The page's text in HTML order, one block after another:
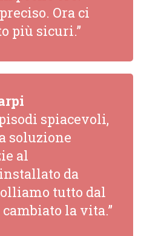
Ora ci
più sicuri.”
spiacevoli,
soluzione
al
da
tutto dal
la vita.”